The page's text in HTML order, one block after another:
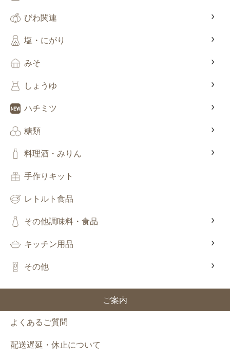
びわ関連
塩・にがり
みそ
しょうゆ
ハチミツ
糖類
料理酒・みりん
手作りキット
レトルト食品
その他調味料・食品
キッチン用品
その他
ご案内
よくあるご質問
配送遅延・休止について